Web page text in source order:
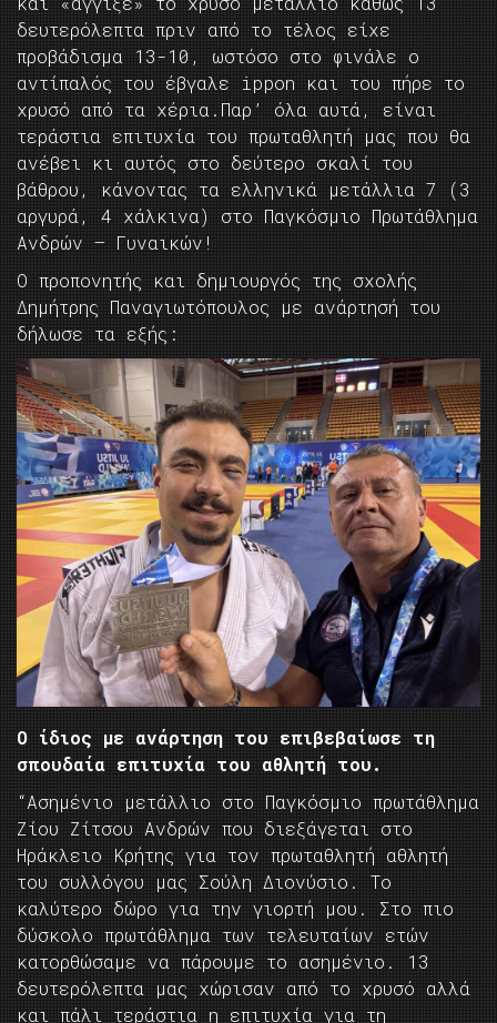
δευτερόλεπτα πριν από το τέλος είχε
προβάδισμα 13-10, ωστόσο στο φινάλε ο
αντίπαλός του έβγαλε ippon και του πήρε το
χρυσό από τα χέρια.Παρ’ όλα αυτά, είναι
τεράστια επιτυχία του πρωταθλητή μας που θα
ανέβει κι αυτός στο δεύτερο σκαλί του
βάθρου, κάνοντας τα ελληνικά μετάλλια 7 (3
αργυρά, 4 χάλκινα) στο Παγκόσμιο Πρωτάθλημα
Ανδρών – Γυναικών!
Ο προπονητής και δημιουργός της σχολής
Δημήτρης Παναγιωτόπουλος με ανάρτησή του
δήλωσε τα εξής:
Ο ίδιος με ανάρτηση του επιβεβαίωσε τη
σπουδαία επιτυχία του αθλητή του.
“Ασημένιο μετάλλιο στο Παγκόσμιο πρωτάθλημα
Ζίου Ζίτσου Ανδρών που διεξάγεται στο
Ηράκλειο Κρήτης για τον πρωταθλητή αθλητή
του συλλόγου μας Σούλη Διονύσιο. Το
καλύτερο δώρο για την γιορτή μου. Στο πιο
δύσκολο πρωτάθλημα των τελευταίων ετών
κατορθώσαμε να πάρουμε το ασημένιο. 13
δευτερόλεπτα μας χώρισαν από το χρυσό αλλά
και πάλι τεράστια η επιτυχία για τη